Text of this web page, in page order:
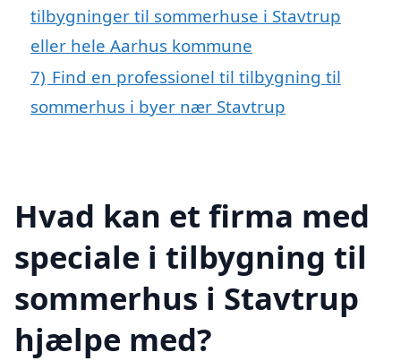
tilbygninger til sommerhuse i Stavtrup
eller hele Aarhus kommune
7) Find en professionel til tilbygning til
sommerhus i byer nær Stavtrup
Hvad kan et firma med
speciale i tilbygning til
sommerhus i Stavtrup
hjælpe med?